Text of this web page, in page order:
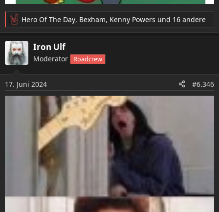
R
e
a
k
t
n
e
Hero Of The Day, Bexham, Kenny Powers und 16 andere
Iron Ulf
Moderator Roadcrew
17. Juni 2024 #6.346